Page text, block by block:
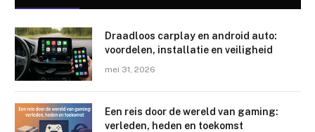
Draadloos carplay en android auto:
voordelen, installatie en veiligheid
mei 31, 2026
Een reis door de wereld van gaming:
verleden, heden en toekomst